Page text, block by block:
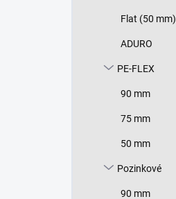
Flat (50 mm)
ADURO
PE-FLEX
90 mm
75 mm
50 mm
Pozinkové
90 mm